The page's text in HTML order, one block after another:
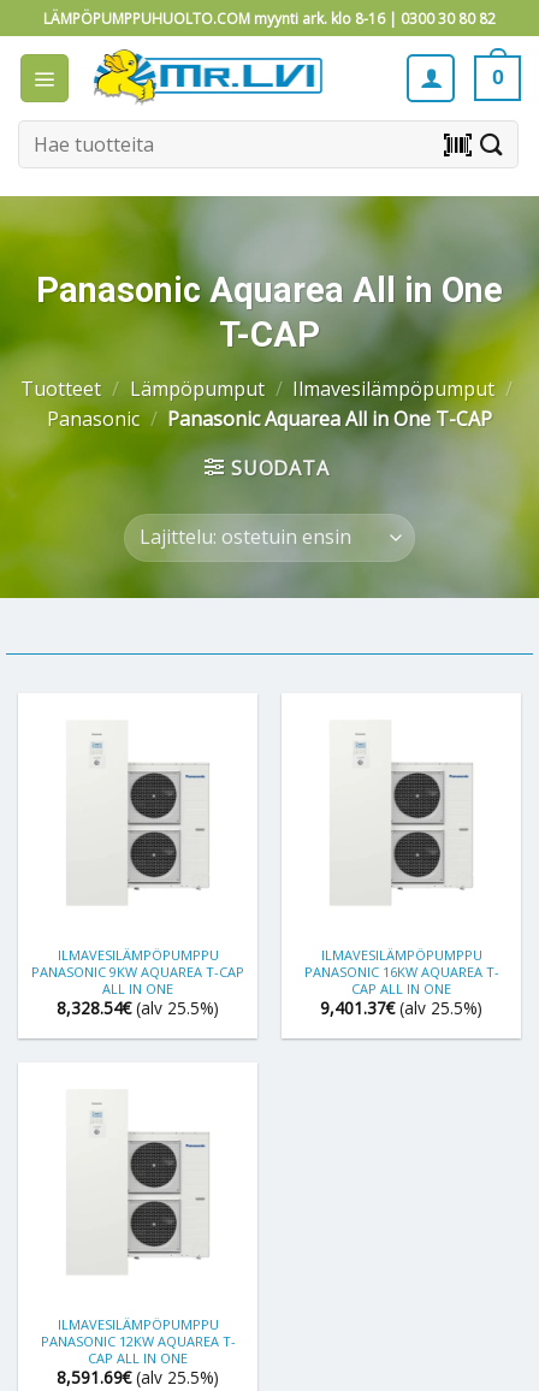
to
content
LÄMPÖPUMPPUHUOLTO.COM myynti ark. klo 8-16 | 0300 30 80 82
0
Etsi: barcode_scanner
Panasonic Aquarea All in One
T-CAP
Tuotteet / Lämpöpumput / Ilmavesilämpöpumput /
Panasonic / Panasonic Aquarea All in One T-CAP
SUODATA
ILMAVESILÄMPÖPUMPPU
PANASONIC 9KW AQUAREA T-CAP
ALL IN ONE
8,328.54€ (alv 25.5%)
ILMAVESILÄMPÖPUMPPU
PANASONIC 16KW AQUAREA T-
CAP ALL IN ONE
9,401.37€ (alv 25.5%)
ILMAVESILÄMPÖPUMPPU
PANASONIC 12KW AQUAREA T-
CAP ALL IN ONE
8,591.69€ (alv 25.5%)